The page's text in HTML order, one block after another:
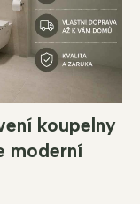
koupelny
moderní